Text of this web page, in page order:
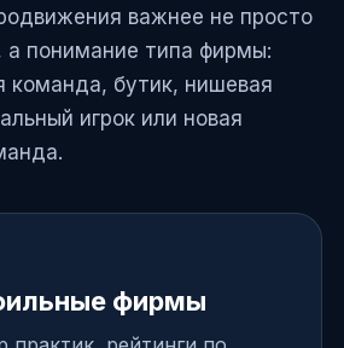
важнее не просто
а понимание типа фирмы:
команда, бутик, нишевая
игрок или новая
фирмы